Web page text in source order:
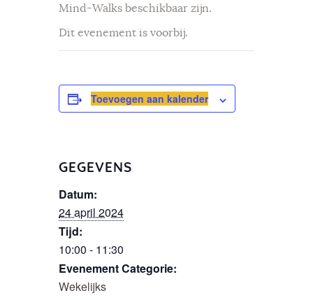
Mind-Walks beschikbaar zijn.
Dit evenement is voorbij.
Toevoegen aan kalender
GEGEVENS
Datum:
24 april 2024
Tijd:
10:00 - 11:30
Evenement Categorie:
Wekelijks